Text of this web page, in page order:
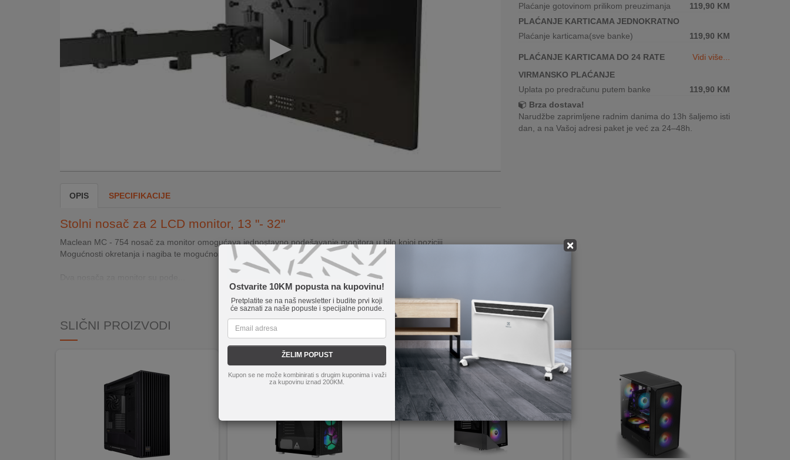
×
Ostvarite 10KM popusta na kupovinu!
Pretplatite se na naš newsletter i budite prvi koji
će saznati za naše popuste i specijalne ponude.
ŽELIM POPUST
Kupon se ne može kombinirati s drugim kuponima i važi
za kupovinu iznad 200KM.
OPIS SPECIFIKACIJE
Stolni nosač za 2 LCD monitor, 13 "- 32"
Maclean MC - 754 nosač za monitor omogućava jednostavno podešavanje monitora u bilo kojoj poziciji.
Mogućnosti okretanja i nagiba te mogućnost podešavanja visine, ova svojstva uvijek pružaju optimalan ugao gledanja.
Pročitaj više...
Plaćanje gotovinom prilikom preuzimanja
119,90 KM
PLAĆANJE KARTICAMA JEDNOKRATNO
Plaćanje karticama(sve banke)
119,90 KM
PLAĆANJE KARTICAMA DO 24 RATE
Vidi više...
VIRMANSKO PLAĆANJE
Uplata po predračunu putem banke
119,90 KM
Brza dostava!
Narudžbe zaprimljene radnim danima do 13h šaljemo isti
dan, a na Vašoj adresi paket je već za 24–48h.
SLIČNI PROIZVODI